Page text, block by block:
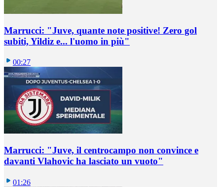
Marrucci: "Juve, quante note positive! Zero gol
subiti, Yildiz e... l'uomo in più"
00:27
Marrucci: "Juve, il centrocampo non convince e
davanti Vlahovic ha lasciato un vuoto"
01:26